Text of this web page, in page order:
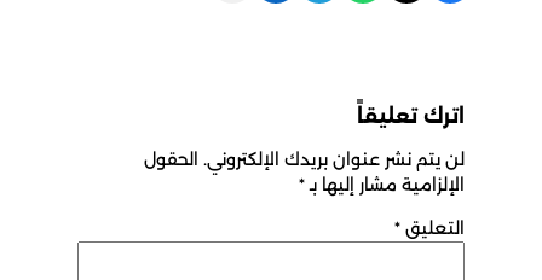
اترك تعليقاً
لن يتم نشر عنوان بريدك الإلكتروني. الحقول
الإلزامية مشار إليها بـ*
التعليق *